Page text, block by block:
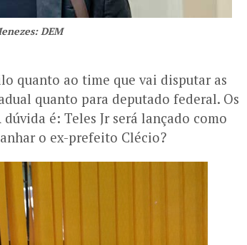
DEM
quanto ao time que vai disputar as
quanto para deputado federal. Os
é: Teles Jr será lançado como
o ex-prefeito Clécio?